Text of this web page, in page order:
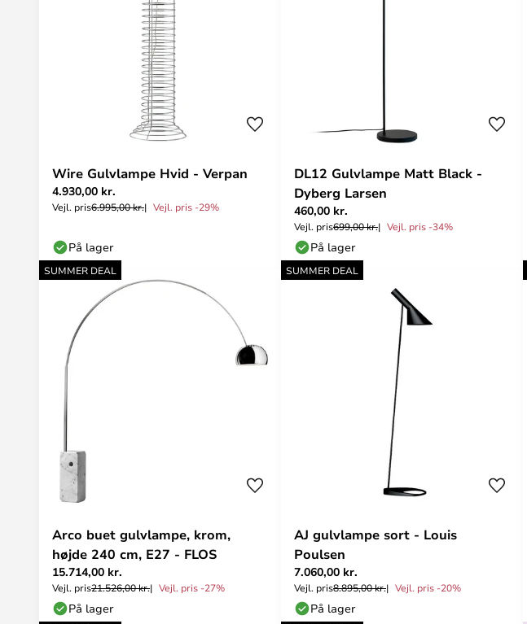
Wire Gulvlampe Hvid - Verpan
4.930,00 kr.
Vejl. pris6.995,00 kr. Vejl. pris -29%
På lager
DL12 Gulvlampe Matt Black -
Dyberg Larsen
460,00 kr.
Vejl. pris699,00 kr. Vejl. pris -34%
På lager
SUMMER DEAL
Arco buet gulvlampe, krom,
højde 240 cm, E27 - FLOS
15.714,00 kr.
Vejl. pris21.526,00 kr. Vejl. pris -27%
På lager
SUMMER DEAL
AJ gulvlampe sort - Louis
Poulsen
7.060,00 kr.
Vejl. pris8.895,00 kr. Vejl. pris -20%
På lager